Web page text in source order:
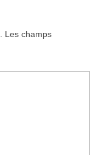
Les champs